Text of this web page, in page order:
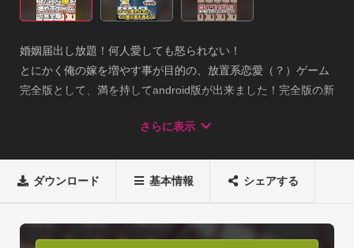
婚姻届出し放題！何人愛しても怒られない！
とにかく俺の嫁を増やす事が目的の、放置系恋愛（？）ゲーム
完全版として、満を持してandroid版が出来ました！完全版の新
・無駄に5ヶ国語対応！音源提供 : MusMus様、魔王魂様、くら
さらに表示
ダウンロード 基本情報 シェアする